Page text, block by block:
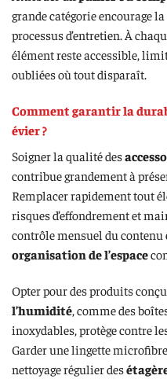
grande catégorie encourage
processus d’entretien. À
élément reste accessible,
oubliées où tout disparaît.
Comment garantir la
évier ?
Soigner la qualité des
contribue grandement à
Remplacer rapidement tout
risques d’effondrement et
contrôle mensuel du contenu
organisation de l’espace
Opter pour des produits
l’humidité , comme des
inoxydables, protège contre
Garder une lingette
nettoyage régulier des